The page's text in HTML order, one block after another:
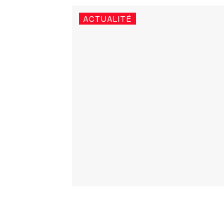
ACTUALITÉ